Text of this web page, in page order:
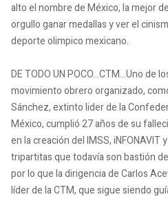
alto el nombre de México, la mejor
orgullo ganar medallas y ver el
deporte olimpico mexicano.
DE TODO UN POCO...CTM...Uno de
movimiento obrero organizado,
Sánchez, extinto lider de la
México, cumplió 27 años de su
en la creación del IMSS, iNFONAVIT
tripartitas que todavía son bastión
por lo que la dirigencia de Carlos
líder de la CTM, que sigue siendo